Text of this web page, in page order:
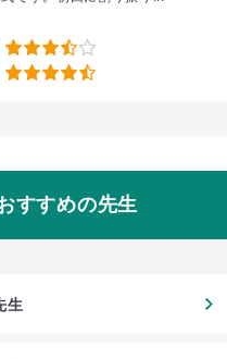
3.5
4.5
すすめの先生
生